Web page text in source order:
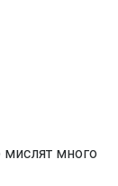
мислят много